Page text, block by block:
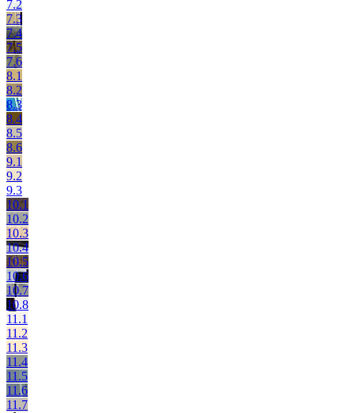
7.2
7.3
7.4
7.5
7.6
8.1
8.2
8.3
8.4
8.5
8.6
9.1
9.2
9.3
10.1
10.2
10.3
10.4
10.5
10.6
10.7
10.8
11.1
11.2
11.3
11.4
11.5
11.6
11.7